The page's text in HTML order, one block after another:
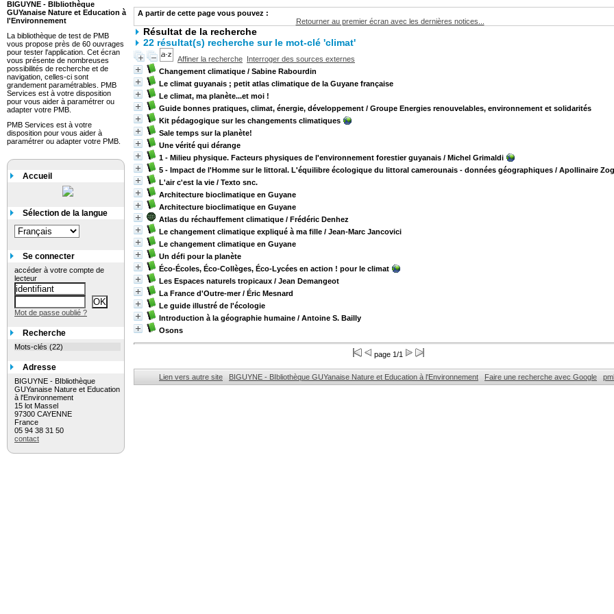
A partir de cette page vous pouvez :
Retourner au premier écran avec les dernières notices...
Résultat de la recherche
22 résultat(s) recherche sur le mot-clé 'climat'
Affiner la recherche Interroger des sources externes
Changement climatique / Sabine Rabourdin
Le climat guyanais ; petit atlas climatique de la Guyane française
Le climat, ma planète...et moi !
Guide bonnes pratiques, climat, énergie, développement / Groupe Energies renouvelables, environnement et solidarités
Kit pédagogique sur les changements climatiques
Sale temps sur la planète!
Une vérité qui dérange
1 - Milieu physique. Facteurs physiques de l'environnement forestier guyanais / Michel Grimaldi
5 - Impact de l'Homme sur le littoral. L'équilibre écologique du littoral camerounais - données géographiques / Apollinaire
L'air c'est la vie / Texto snc.
Architecture bioclimatique en Guyane
Architecture bioclimatique en Guyane
Atlas du réchauffement climatique / Frédéric Denhez
Le changement climatique expliqué à ma fille / Jean-Marc Jancovici
Le changement climatique en Guyane
Un défi pour la planète
Éco-Écoles, Éco-Collèges, Éco-Lycées en action ! pour le climat
Les Espaces naturels tropicaux / Jean Demangeot
La France d'Outre-mer/ Éric Mesnard
Le guide illustré de l'écologie
Introduction à la géographie humaine / Antoine S. Bailly
Osons
page 1/1
Lien vers autre site BIGUYNE - BIbliothèque GUYanaise Nature et Education à l'Environnement Faire une recherche avec Google
BIGUYNE - BIbliothèque
GUYanaise Nature et Education à
l'Environnement
La bibliothèque de test de PMB
vous propose près de 60 ouvrages
pour tester l'application. Cet écran
vous présente de nombreuses
possibilités de recherche et de
navigation, celles-ci sont
grandement paramétrables. PMB
Services est à votre disposition
pour vous aider à paramétrer ou
adapter votre PMB.
PMB Services est à votre
disposition pour vous aider à
paramétrer ou adapter votre PMB.
Accueil
Sélection de la langue
Se connecter
accéder à votre compte de
lecteur
Mot de passe oublié ?
Recherche
Mots-clés (22)
Adresse
BIGUYNE - BIbliothèque
GUYanaise Nature et Education
à l'Environnement
15 lot Massel
97300 CAYENNE
France
05 94 38 31 50
contact